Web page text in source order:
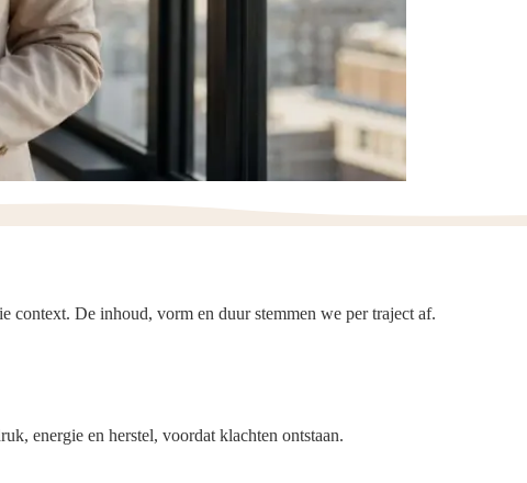
context. De inhoud, vorm en duur stemmen we per traject af.
energie en herstel, voordat klachten ontstaan.